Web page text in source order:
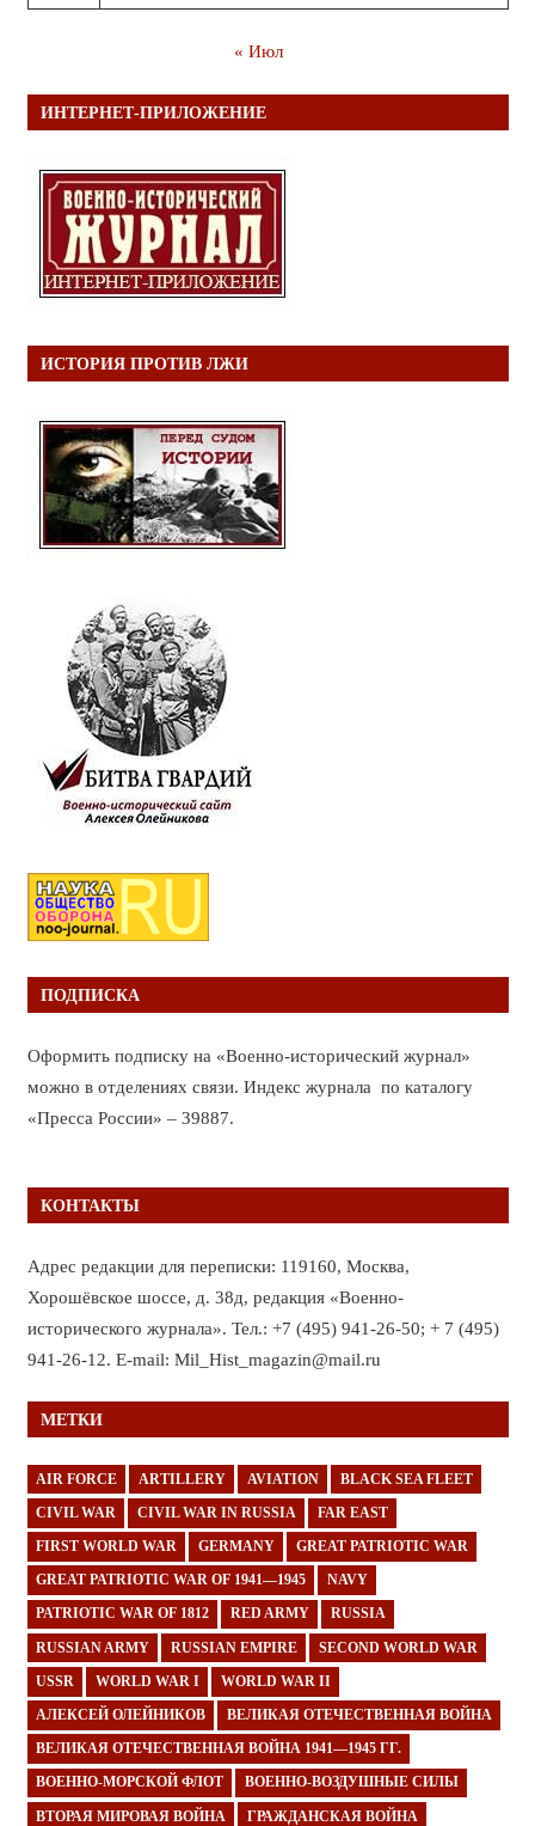
« Июл
ИНТЕРНЕТ-ПРИЛОЖЕНИЕ
ИСТОРИЯ ПРОТИВ ЛЖИ
ПОДПИСКА
Оформить подписку на «Военно-исторический журнал»
можно в отделениях связи. Индекс журнала по каталогу
«Пресса России» – 39887.
КОНТАКТЫ
Адрес редакции для переписки: 119160, Москва,
Хорошёвское шоссе, д. 38д, редакция «Военно-
исторического журнала». Тел.: +7 (495) 941-26-50; + 7 (495)
941-26-12. E-mail: Mil_Hist_magazin@mail.ru
МЕТКИ
AIR FORCE ARTILLERY AVIATION BLACK SEA FLEET
CIVIL WAR CIVIL WAR IN RUSSIA FAR EAST
FIRST WORLD WAR GERMANY GREAT PATRIOTIC WAR
GREAT PATRIOTIC WAR OF 1941—1945 NAVY
PATRIOTIC WAR OF 1812 RED ARMY RUSSIA
RUSSIAN ARMY RUSSIAN EMPIRE SECOND WORLD WAR
USSR WORLD WAR I WORLD WAR II
АЛЕКСЕЙ ОЛЕЙНИКОВ ВЕЛИКАЯ ОТЕЧЕСТВЕННАЯ ВОЙНА
ВЕЛИКАЯ ОТЕЧЕСТВЕННАЯ ВОЙНА 1941—1945 ГГ.
ВОЕННО-МОРСКОЙ ФЛОТ ВОЕННО-ВОЗДУШНЫЕ СИЛЫ
ВТОРАЯ МИРОВАЯ ВОЙНА ГРАЖДАНСКАЯ ВОЙНА